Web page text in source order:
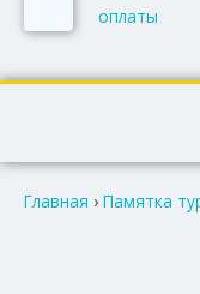
оплаты
Главная › Памятка